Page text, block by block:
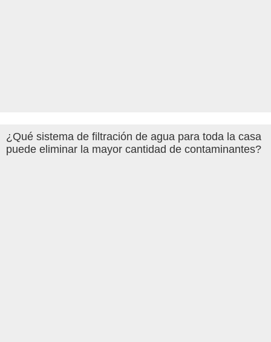
¿Qué sistema de filtración de agua para toda la casa
puede eliminar la mayor cantidad de contaminantes?